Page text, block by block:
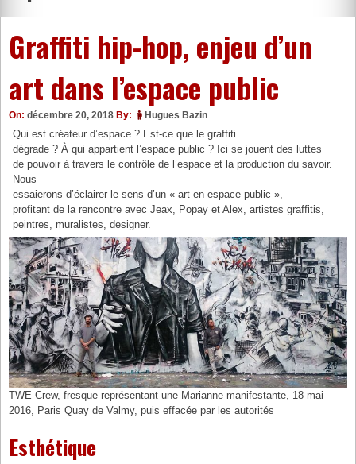
Graffiti hip-hop, enjeu d’un
art dans l’espace public
On: décembre 20, 2018 By: Hugues Bazin
Qui est créateur d’espace ? Est-ce que le graffiti
dégrade ? À qui appartient l’espace public ? Ici se jouent des luttes
de pouvoir à travers le contrôle de l’espace et la production du savoir.
Nous
essaierons d’éclairer le sens d’un « art en espace public »,
profitant de la rencontre avec Jeax, Popay et Alex, artistes graffitis,
peintres, muralistes, designer.
TWE Crew, fresque représentant une Marianne manifestante, 18 mai
2016, Paris Quay de Valmy, puis effacée par les autorités
Esthétique